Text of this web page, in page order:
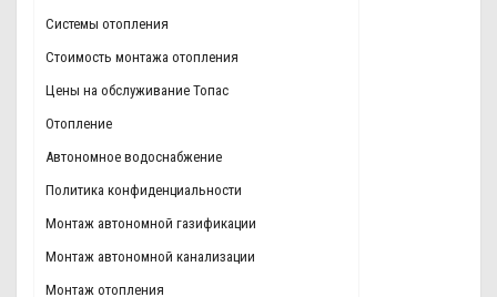
Системы отопления
Стоимость монтажа отопления
Цены на обслуживание Топас
Отопление
Автономное водоснабжение
Политика конфиденциальности
Монтаж автономной газификации
Монтаж автономной канализации
Монтаж отопления